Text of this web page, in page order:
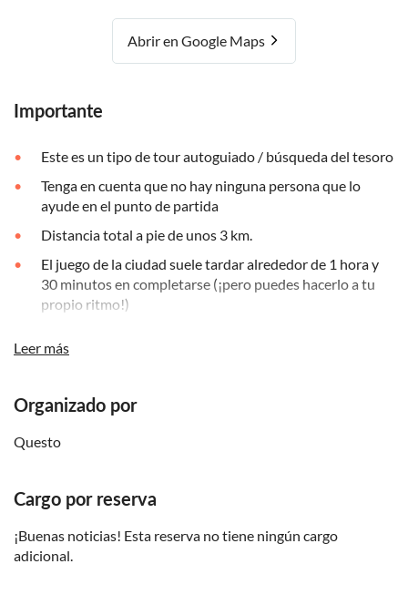
Abrir en Google Maps
Importante
Este es un tipo de tour autoguiado / búsqueda del tesoro
Tenga en cuenta que no hay ninguna persona que lo
ayude en el punto de partida
Distancia total a pie de unos 3 km.
El juego de la ciudad suele tardar alrededor de 1 hora y
30 minutos en completarse (¡pero puedes hacerlo a tu
propio ritmo!)
comenzará.
quieras, desde el lugar donde lo dejaste
juego de la ciudad
Leer más
Organizado por
Questo
Cargo por reserva
¡Buenas noticias! Esta reserva no tiene ningún cargo
adicional.